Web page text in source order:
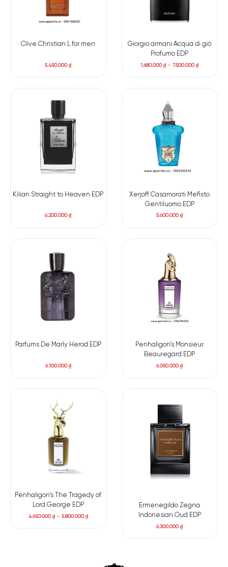
Clive Christian L for men
5.450.000₫
Giorgio armani Acqua di giò
Profumo EDP
1.680.000₫ –7.500.000₫
Kilian Straight to Heaven EDP
6.200.000₫
Xerjoff Casamorati Mefisto
Gentiluomo EDP
5.600.000₫
Parfums De Marly Herod EDP
6.100.000₫
Penhaligon’s Monsieur
Beauregard EDP
6.050.000₫
Penhaligon’s The Tragedy of
Lord George EDP
4.650.000₫– 5.800.000₫
Ermenegildo Zegna
Indonesian Oud EDP
6.300.000₫